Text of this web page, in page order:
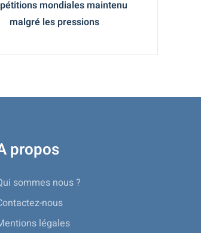
mondiales maintenu
malgré les pressions
propos
sommes nous ?
nous
légales